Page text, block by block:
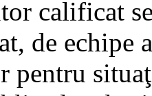
calificat
de echipe
pentru